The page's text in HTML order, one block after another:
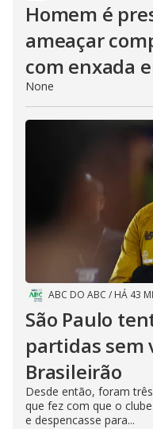
Homem é
ameaçar
com enxada
None
ABC DO ABC / HÁ 43
São Paulo
partidas sem
Brasileirão
Desde então, foram
que fez com que o
e despencasse para...